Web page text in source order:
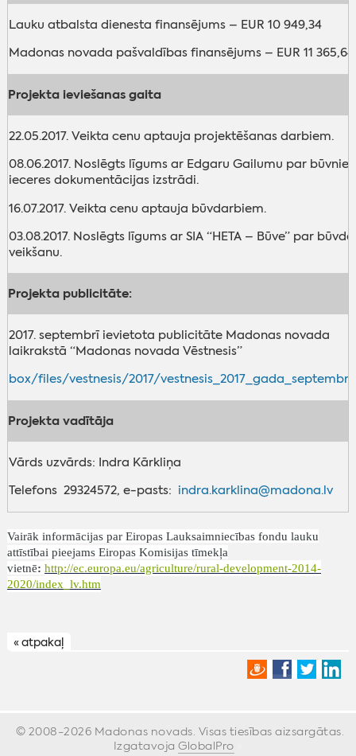
Lauku atbalsta dienesta finansējums – EUR 10 949,34
Madonas novada pašvaldības finansējums – EUR 11 365,64
Projekta ieviešanas gaita
22.05.2017. Veikta cenu aptauja projektēšanas darbiem.
08.06.2017. Noslēgts līgums ar Edgaru Gailumu par
ieceres dokumentācijas izstrādi.
16.07.2017. Veikta cenu aptauja būvdarbiem.
03.08.2017. Noslēgts līgums ar SIA “HETA – Būve” par
veikšanu.
Projekta publicitāte:
2017. septembrī ievietota publicitāte Madonas novada
laikrakstā “Madonas novada Vēstnesis”
box/files/vestnesis/2017/
Projekta vadītāja
Vārds uzvārds: Indra Kārkliņa
Telefons 29324572, e-pasts: indra.karklina@madona.lv
Vairāk informācijas par Eiropas Lauksaimniecības fondu lauku
attīstībai pieejams Eiropas Komisijas tīmekļa
vietnē: http://ec.europa.eu/agriculture/rural-development-2014-
2020/index_lv.htm
« atpakaļ
© 2008-2026 Madonas novads. Visas tiesības aizsargātas.
Izgatavoja GlobalPro